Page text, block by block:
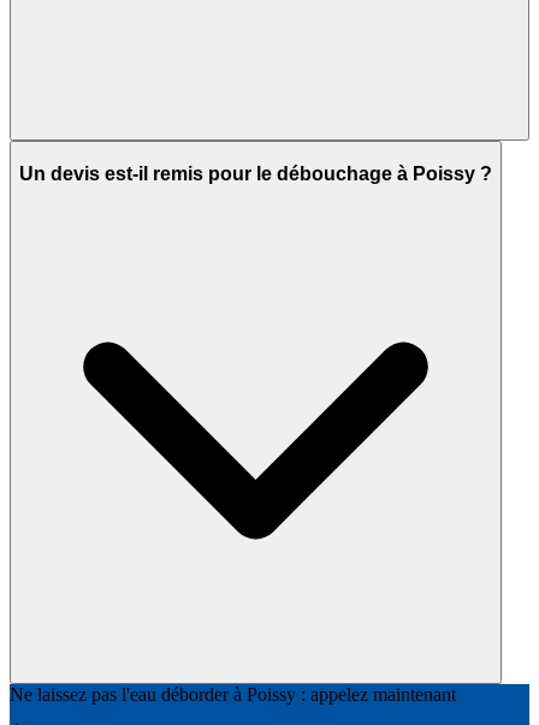
Un devis est-il remis pour le débouchage à Poissy ?
Ne laissez pas l'eau déborder à Poissy : appelez maintenant